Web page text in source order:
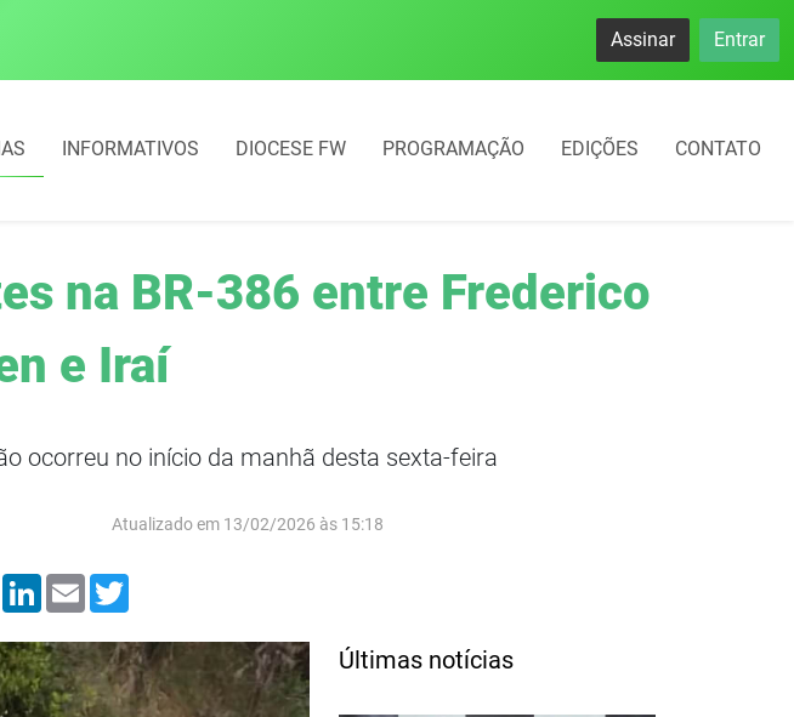
Escolas da 21ª CRE se destacam no IDEB com altos índices e avanços
Assinar Entrar
INFORMATIVOS DIOCESE FW PROGRAMAÇÃO EDIÇÕES CONTATO
na BR-386 entre Frederico
e Iraí
ocorreu no início da manhã desta sexta-feira
Atualizado em 13/02/2026 às 15:18
WhatsApp
LinkedIn
Email
Últimas notícias